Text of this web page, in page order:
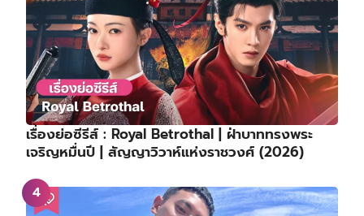
เรื่องย่อซีรีส์ : Royal Betrothal | ฝ่าบาททรงพระ
เจริญหมื่นปี | สัญญาวิวาห์แห่งราชวงศ์ (2026)